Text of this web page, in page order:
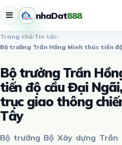
nhaDat888
Trang chủ›Tin tức›
Bộ trưởng Trần
tiến độ cầu Đại
trục giao thông
Tây
Bộ trưởng Bộ Xây dựng Trần